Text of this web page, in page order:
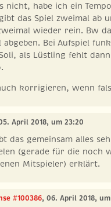
nicht, habe ich ein
das Spiel zweimal ab
wieder rein. Bw
abgeben. Bei Aufspiel
als Lüstling fehlt
korrigieren, wenn
April 2018, um 23:20
das gemeinsam alles
(gerade für die noch
Mitspieler) erklärt.
#100386, 06. April 2018,